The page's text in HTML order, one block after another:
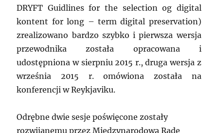
DRYFT Guidlines for the selection og digital
kontent for long – term digital preservation)
zrealizowano bardzo szybko i pierwsza wersja
przewodnika została opracowana i
udostępniona w sierpniu 2015 r., druga wersja z
września 2015 r. omówiona została na
konferencji w Reykjaviku.
Odrębne dwie sesje poświęcone zostały
rozwijanemu przez Międzynarodową Radę